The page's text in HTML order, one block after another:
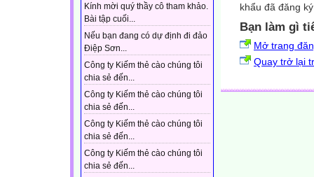
Kính mời quý thầy cô tham khảo.
Bài tập cuối...
Nếu bạn đang có dự định đi đảo
Điệp Sơn...
Công ty Kiếm thẻ cào chúng tôi
chia sẻ đến...
Công ty Kiếm thẻ cào chúng tôi
chia sẻ đến...
Công ty Kiếm thẻ cào chúng tôi
chia sẻ đến...
Công ty Kiếm thẻ cào chúng tôi
chia sẻ đến...
khẩu đã đăng
Bạn làm gì
Mở trang
Quay trở lại